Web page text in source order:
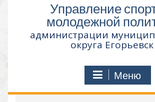
Управление
молодежной
администрации
округа Егорьевск
Меню